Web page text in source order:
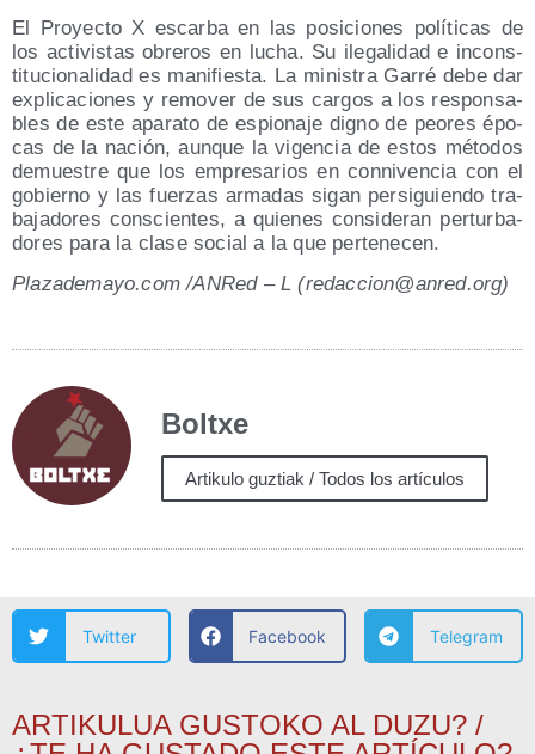
El Pro­yec­to X escar­ba en las posi­cio­nes polí­ti­cas de
los acti­vis­tas obre­ros en lucha. Su ile­ga­li­dad e incons­
ti­tu­cio­na­li­dad es mani­fies­ta. La minis­tra Garré debe dar
expli­ca­cio­nes y remo­ver de sus car­gos a los res­pon­sa­
bles de este apa­ra­to de espio­na­je digno de peo­res épo­
cas de la nación, aun­que la vigen­cia de estos méto­dos
demues­tre que los empre­sa­rios en con­ni­ven­cia con el
gobierno y las fuer­zas arma­das sigan per­si­guien­do tra­
ba­ja­do­res cons­cien­tes, a quie­nes con­si­de­ran per­tur­ba­
do­res para la cla­se social a la que pertenecen.
Pla​za​de​ma​yo​.com /​ANRed – L (redaccion@​anred.​org)
Boltxe
Artikulo guztiak / Todos los artículos
Twitter Facebook Telegram
ARTIKULUA GUSTOKO AL DUZU? /